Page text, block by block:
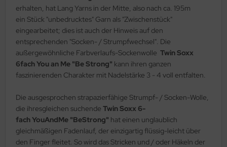
erhalten, hat Lang Yarns in der Mitte, also nach ca. 195m
ein Stück "unbedrucktes" Garn als "Zwischenstück"
eingearbeitet; dies ist auch der Hinweis auf den
entsprechenden "Socken- / Strumpfwechsel". Die
außergewöhnliche Farbverlaufs-Sockenwolle Twin Soxx
6fach You an Me "Be Strong" kann ihren ganzen
faszinierenden Charakter mit Nadelstärke 3 - 4 voll entfalten.
Die ausgesprochen strapazierfähige Strumpf- / Socken-Wolle,
die ihresgleichen suchende Twin Soxx 6-
fach YouAndMe "BeStrong" hat einen unglaublich
gleichmäßigen Fadenlauf, der einzigartig flüssig-leicht über
den Finger fleitet. So wird das Stricken und / oder Häkeln der